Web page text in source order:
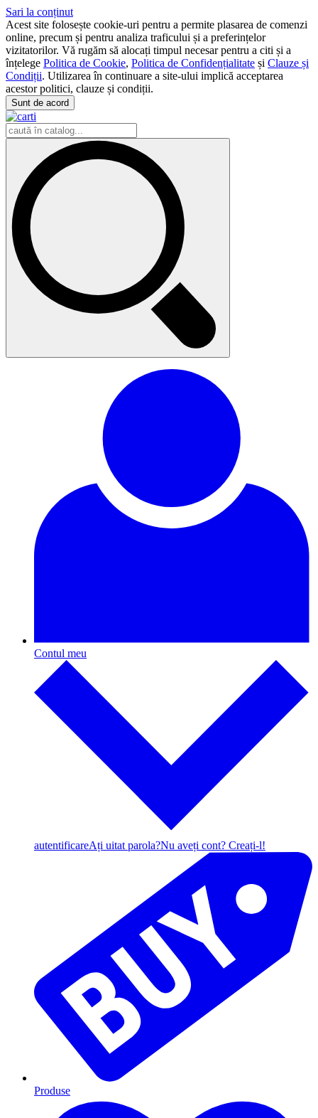
Sari la conținut
Acest site folosește cookie-uri pentru a permite plasarea de comenzi
online, precum și pentru analiza traficului și a preferințelor
vizitatorilor. Vă rugăm să alocați timpul necesar pentru a citi și a
înțelege Politica de Cookie, Politica de Confidențialitate și Clauze și
Condiții. Utilizarea în continuare a site-ului implică acceptarea
acestor politici, clauze și condiții.
Sunt de acord
Contul meu
autentificareAți uitat parola?Nu aveți cont? Creați-l!
Produse